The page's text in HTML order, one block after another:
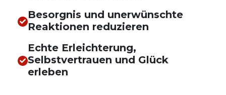
Besorgnis und unerwünschte
Reaktionen reduzieren
Echte Erleichterung,
Selbstvertrauen und Glück
erleben